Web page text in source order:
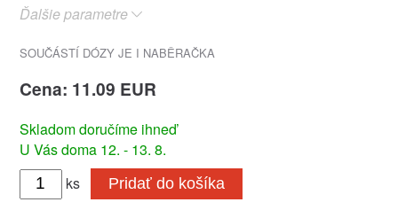
Ďalšie parametre
SOUČÁSTÍ DÓZY JE I NABĚRAČKA
Cena: 11.09 EUR
Skladom doručíme ihneď
U Vás doma 12. - 13. 8.
ks
Pridať do košíka